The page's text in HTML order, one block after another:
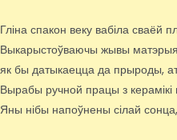
Гліна спакон веку вабіла сваёй
Выкарыстоўваючы жывы
як бы датыкаецца да прыроды,
Вырабы ручной працы з
Яны нібы напоўнены сілай